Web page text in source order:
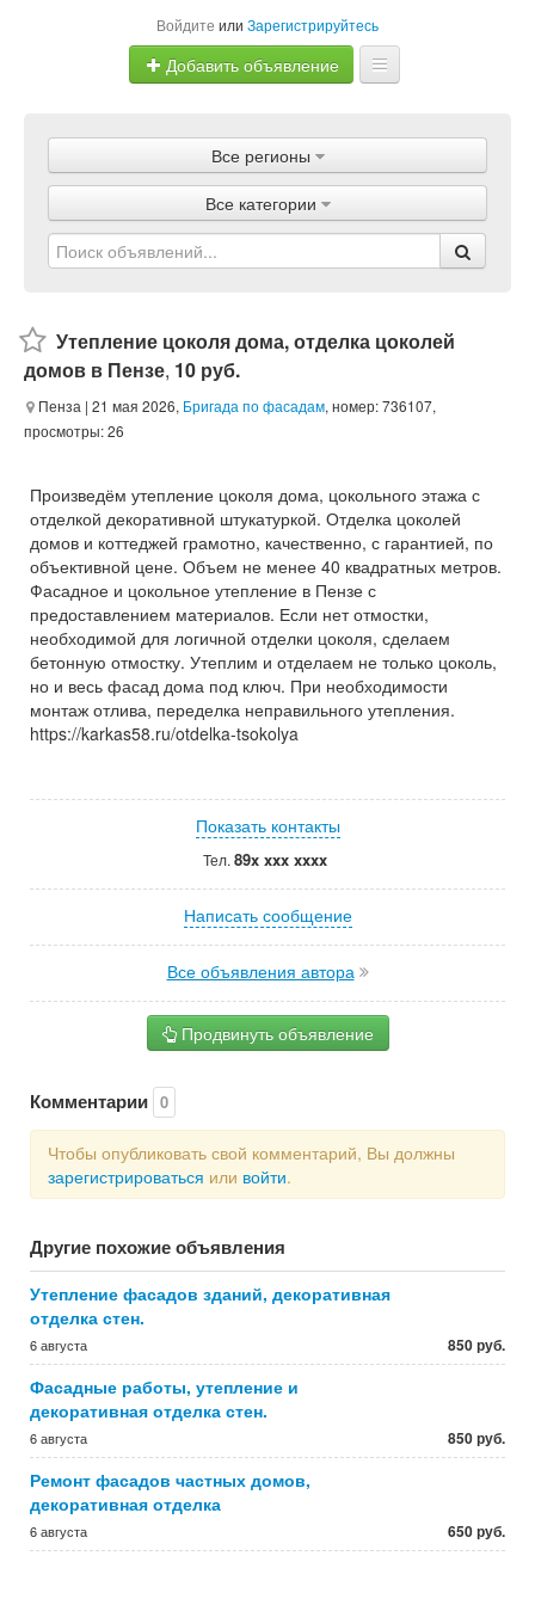
Войдите или Зарегистрируйтесь
Добавить объявление
Объявления
Магазины
Услуги
Все регионы
Все категории
Утепление цоколя дома, отделка цоколей
домов в Пензе, 10 руб.
Пенза | 21 мая 2026, Бригада по фасадам, номер: 736107,
просмотры: 26
Произведём утепление цоколя дома, цокольного этажа с
отделкой декоративной штукатуркой. Отделка цоколей
домов и коттеджей грамотно, качественно, с гарантией, по
объективной цене. Объем не менее 40 квадратных метров.
Фасадное и цокольное утепление в Пензе с
предоставлением материалов. Если нет отмостки,
необходимой для логичной отделки цоколя, сделаем
бетонную отмостку. Утеплим и отделаем не только цоколь,
но и весь фасад дома под ключ. При необходимости
монтаж отлива, переделка неправильного утепления.
https://karkas58.ru/otdelka-tsokolya
Показать контакты
Тел. 89x xxx xxxx
Написать сообщение
Все объявления автора
Продвинуть объявление
Комментарии 0
Чтобы опубликовать свой комментарий, Вы должны
зарегистрироваться или войти.
Другие похожие объявления
Утепление фасадов зданий, декоративная
отделка стен.
6 августа 850 руб.
Фасадные работы, утепление и
декоративная отделка стен.
6 августа 850 руб.
Ремонт фасадов частных домов,
декоративная отделка
6 августа 650 руб.